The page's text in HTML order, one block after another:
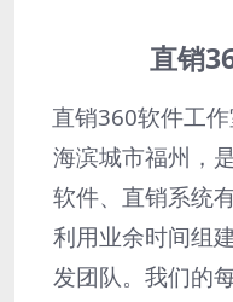
直销
直销360软件工
海滨城市福州，
软件、直销系统
利用业余时间组
发团队。我们的